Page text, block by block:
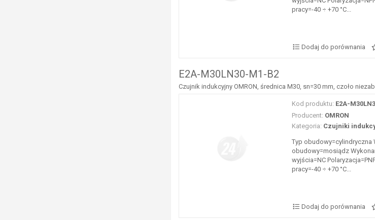
pracy=-40 ÷ +70 °C...
Dodaj do porównania
E2A-M30LN30-M1-B2
Czujnik indukcyjny OMRON, średnica M30, sn=30 mm, czoło
Kod produktu: E2A-
Producent: OMRON
Kategoria: Czujniki
Typ obudowy=cylindryczna
obudowy=mosiądz
wyjścia=NC
pracy=-40 ÷ +70 °C...
Dodaj do porównania